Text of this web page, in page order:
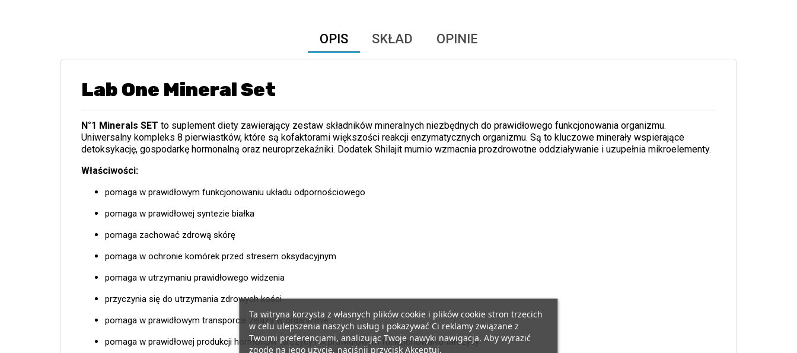
OPIS SKŁAD OPINIE
Lab One Mineral Set
N°1 Minerals SET to suplement diety zawierający zestaw składników mineralnych niezbędnych do prawidłowego funkcjonowania organizmu.
Uniwersalny kompleks 8 pierwiastków, które są kofaktorami większości reakcji enzymatycznych organizmu. Są to kluczowe minerały wspierające
detoksykację, gospodarkę hormonalną oraz neuroprzekaźniki. Dodatek Shilajit mumio wzmacnia prozdrowotne oddziaływanie i uzupełnia mikroelementy.
Właściwości:
pomaga w prawidłowym funkcjonowaniu układu odpornościowego
pomaga w prawidłowej syntezie białka
pomaga zachować zdrową skórę
pomaga w ochronie komórek przed stresem oksydacyjnym
pomaga w utrzymaniu prawidłowego widzenia
przyczynia się do utrzymania zdrowych kości
pomaga w prawidłowym transporcie żelaza w organizmie
pomaga w prawidłowej produkcji hormonów tarczycy i w prawidłowym funkcjonowaniu tarczycy
Ta witryna korzysta z własnych plików cookie i plików cookie stron trzecich
w celu ulepszenia naszych usług i pokazywać Ci reklamy związane z
Twoimi preferencjami, analizując Twoje nawyki nawigacja. Aby wyrazić
zgodę na jego użycie, naciśnij przycisk Akceptuj.